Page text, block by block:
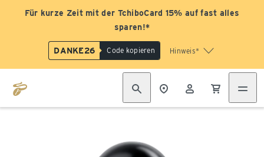
Für kurze Zeit mit der TchiboCard 15% auf fast alles
sparen!*
DANKE26 Code kopieren Hinweis*